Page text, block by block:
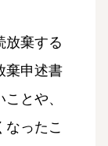
放棄する
棄申述書
とや、
ったこ